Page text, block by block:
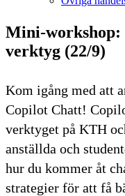
Mini-workshop:
verktyg (22/9)
Kom igång med att
Copilot Chatt!
verktyget på KTH
anställda och
hur du kommer åt
strategier för att få